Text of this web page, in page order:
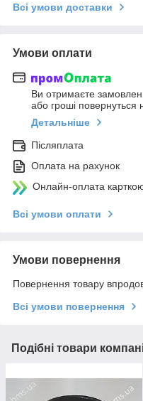
Всі умови доставки
Умови оплати
Ви отримаєте
або гроші повернуться
Детальніше
Післяплата
Оплата на рахунок
Онлайн-оплата
Всі умови оплати
Умови повернення
Повернення товару
Всі умови повернення
Подібні товари